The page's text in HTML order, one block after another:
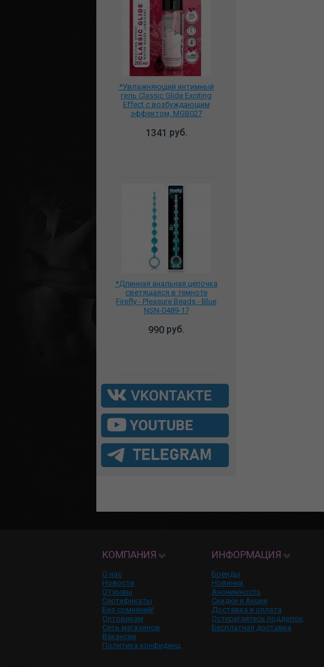
*Увлажняющий интимный
гель Classic Glide Exciting
Effect с возбуждающим
эффектом, MGB027
1341 руб.
*Длинная анальная цепочка
светящаяся в темноте
Firefly - Pleasure Beads - Blue
NSN-0489-17
990 руб.
КОМПАНИЯ
О нас
Новости
Отзывы
Сертификаты
Без сомнений!
Оптовикам
Сеть магазинов
Вакансии
Политика конфиденц.
ИНФОРМАЦИЯ
Бренды
Новинки
Анонимность
Скидки и Акции
Доставка и оплата
Остерегайтесь подделок
Бесплатная доставка